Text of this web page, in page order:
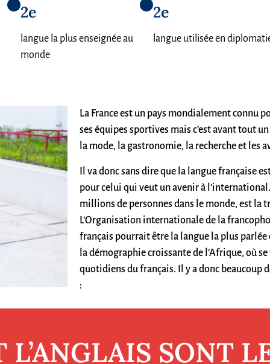
2e
langue la plus enseignée au
monde
2e
langue utilisée en
La France est un pays mondialement connu
ses équipes sportives mais c’est avant tout
la mode, la gastronomie, la recherche et les
Il va donc sans dire que la langue française
pour celui qui veut un avenir à
millions de personnes dans le monde, est la
L’Organisation internationale de la
français pourrait être la langue la plus parlée
la démographie croissante de l’Afrique, où
quotidiens du français. Il y a donc beaucoup
:
L’ANGLAIS SONT